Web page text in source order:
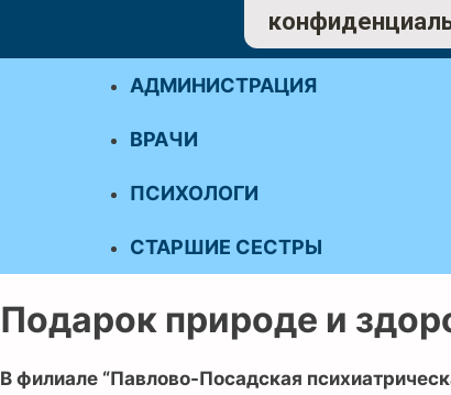
АДМИНИСТРАЦИЯ
ВРАЧИ
ПСИХОЛОГИ
СТАРШИЕ СЕСТРЫ
Подарок природе и
В филиале “Павлово-Посадская